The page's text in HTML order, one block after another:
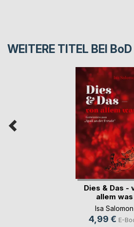
WEITERE TITEL BEI BoD
Dies & Das -
allem was
Isa Salomon
4,99 € E-